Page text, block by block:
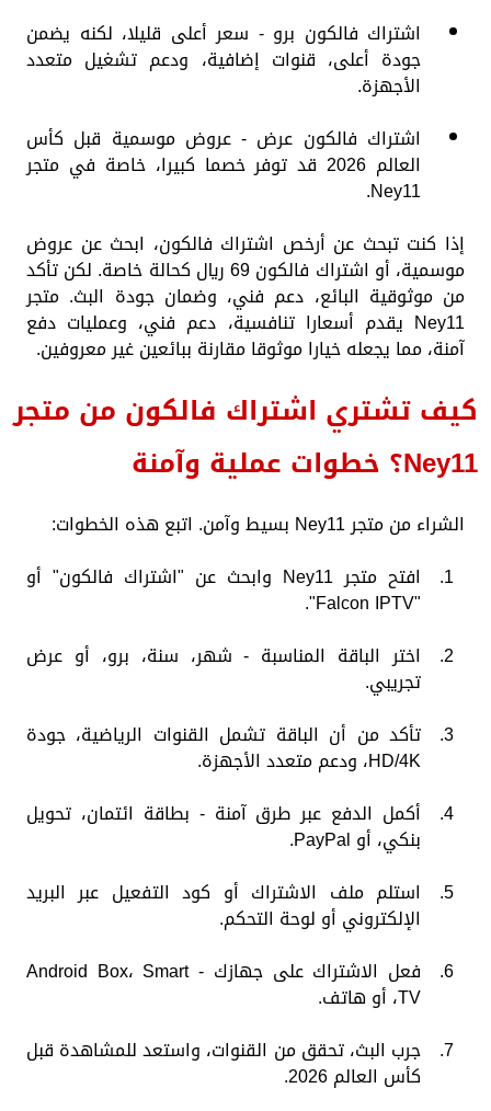
اشتراك فالكون برو - سعر أعلى قليلا، لكنه يضمن
جودة أعلى، قنوات إضافية، ودعم تشغيل متعدد
الأجهزة.
اشتراك فالكون عرض - عروض موسمية قبل كأس
العالم 2026 قد توفر خصما كبيرا، خاصة في متجر
Ney11.
إذا كنت تبحث عن أرخص اشتراك فالكون، ابحث عن عروض
موسمية، أو اشتراك فالكون 69 ريال كحالة خاصة. لكن تأكد
من موثوقية البائع، دعم فني، وضمان جودة البث. متجر
Ney11 يقدم أسعارا تنافسية، دعم فني، وعمليات دفع
آمنة، مما يجعله خيارا موثوقا مقارنة ببائعين غير معروفين.
كيف تشتري اشتراك فالكون من متجر
Ney11؟ خطوات عملية وآمنة
الشراء من متجر Ney11 بسيط وآمن. اتبع هذه الخطوات:
افتح متجر Ney11 وابحث عن "اشتراك فالكون" أو
"Falcon IPTV".
اختر الباقة المناسبة - شهر، سنة، برو، أو عرض
تجريبي.
تأكد من أن الباقة تشمل القنوات الرياضية، جودة
HD/4K، ودعم متعدد الأجهزة.
أكمل الدفع عبر طرق آمنة - بطاقة ائتمان، تحويل
بنكي، أو PayPal.
استلم ملف الاشتراك أو كود التفعيل عبر البريد
الإلكتروني أو لوحة التحكم.
فعل الاشتراك على جهازك - Android Box، Smart
TV، أو هاتف.
جرب البث، تحقق من القنوات، واستعد للمشاهدة قبل
كأس العالم 2026.